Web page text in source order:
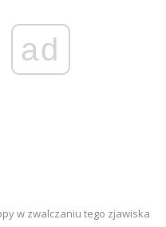
ad
w zwalczaniu tego zjawiska